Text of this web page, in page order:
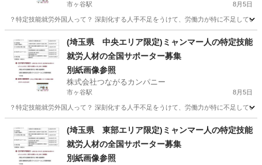
市ヶ谷駅 8月5日
？特定技能就労外国人って？ 深刻化する人手不足をうけて、労働力が特に不足して
市ヶ谷駅 介護 特定技能
(埼玉県 中央エリア限定)ミャンマー人の特定技能
就労人材の全国サポーター募集
別紙画像参照
株式会社つながるカンパニー
市ヶ谷駅 8月5日
？特定技能就労外国人って？ 深刻化する人手不足をうけて、労働力が特に不足して
市ヶ谷駅 介護士 特定技能
(埼玉県 東部エリア限定)ミャンマー人の特定技能
就労人材の全国サポーター募集
別紙画像参照